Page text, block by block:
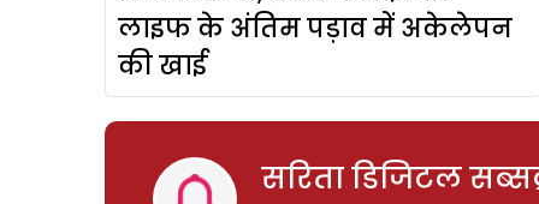
लाइफ के अंतिम पड़ाव में अकेलेपन
की खाई
सरिता डिजिटल